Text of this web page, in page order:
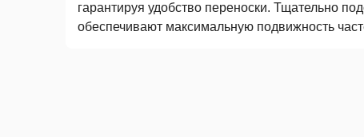
гарантируя удобство переноски. Тщательно
обеспечивают максимальную подвижность